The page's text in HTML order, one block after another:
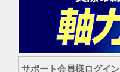
サポート会員様ログイン